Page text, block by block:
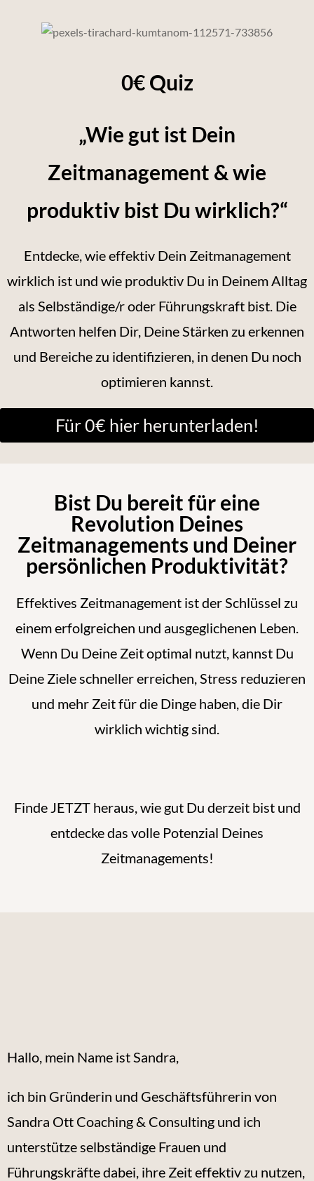
0€ Quiz
„Wie gut ist Dein
Zeitmanagement & wie
produktiv bist Du wirklich?“
Entdecke, wie effektiv Dein Zeitmanagement
wirklich ist und wie produktiv Du in Deinem Alltag
als Selbständige/r oder Führungskraft bist. Die
Antworten helfen Dir, Deine Stärken zu erkennen
und Bereiche zu identifizieren, in denen Du noch
optimieren kannst.
Für 0€ hier herunterladen!
Bist Du bereit für eine
Revolution Deines
Zeitmanagements und Deiner
persönlichen Produktivität?​
Effektives Zeitmanagement ist der Schlüssel zu
einem erfolgreichen und ausgeglichenen Leben.
Wenn Du Deine Zeit optimal nutzt, kannst Du
Deine Ziele schneller erreichen, Stress reduzieren
und mehr Zeit für die Dinge haben, die Dir
wirklich wichtig sind.
Finde JETZT heraus, wie gut Du derzeit bist und
entdecke das volle Potenzial Deines
Zeitmanagements!
Hallo, mein Name ist Sandra,
ich bin Gründerin und Geschäftsführerin von
Sandra Ott Coaching & Consulting und ich
unterstütze selbständige Frauen und
Führungskräfte dabei, ihre Zeit effektiv zu nutzen,